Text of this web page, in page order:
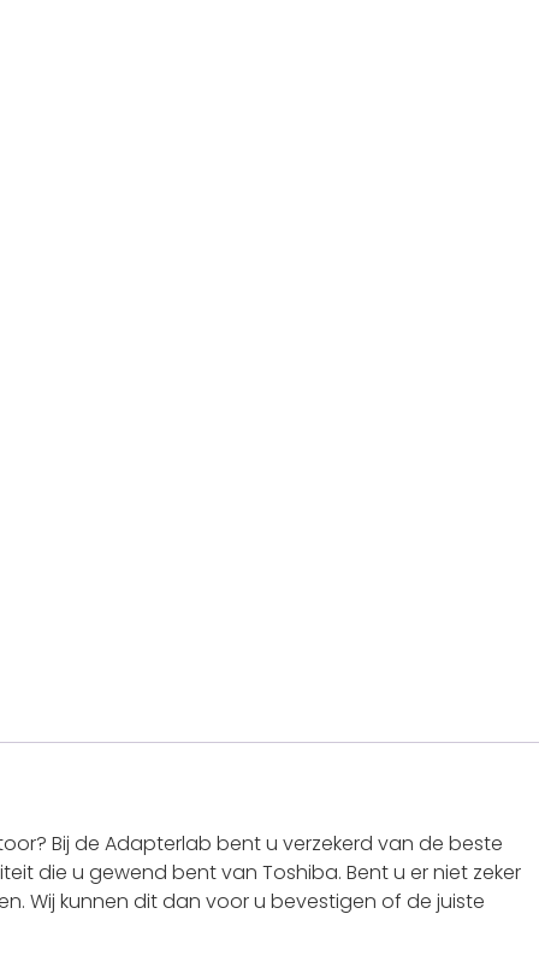
Bij de Adapterlab bent u verzekerd van de beste
die u gewend bent van Toshiba. Bent u er niet zeker
Wij kunnen dit dan voor u bevestigen of de juiste